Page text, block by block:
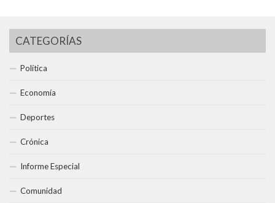
CATEGORÍAS
Política
Economía
Deportes
Crónica
Informe Especial
Comunidad